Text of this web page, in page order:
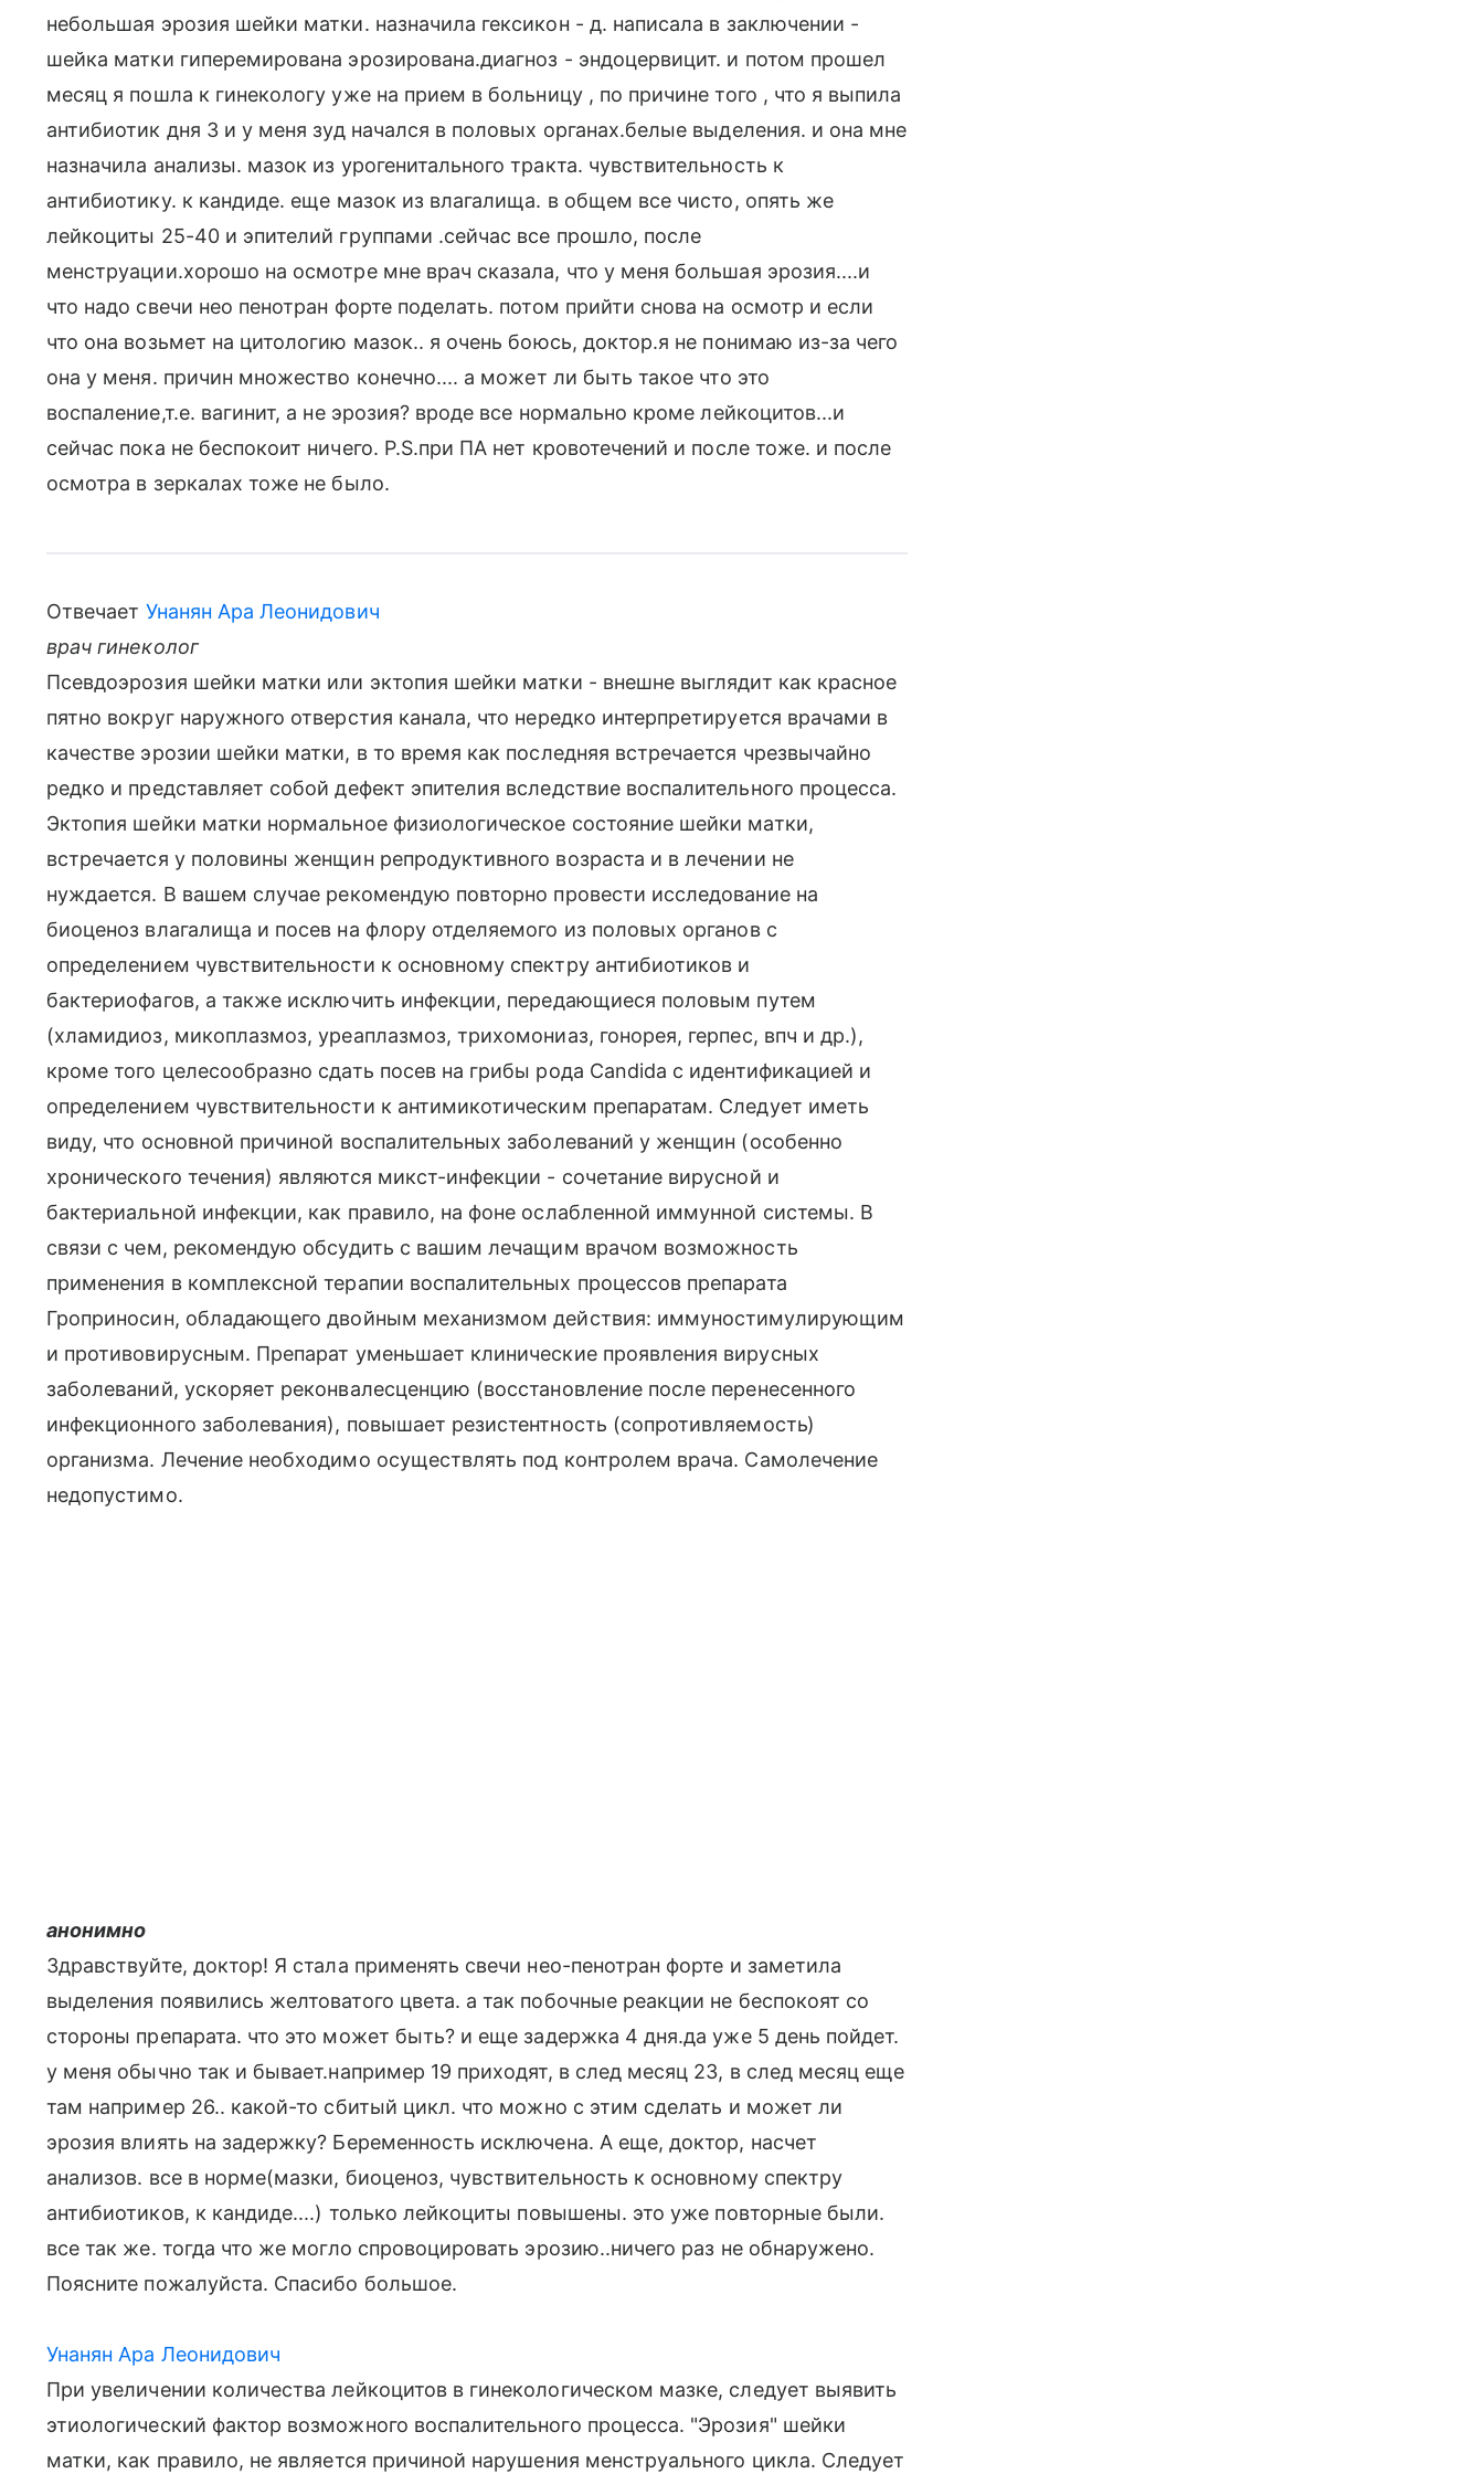
небольшая эрозия шейки матки. назначила гексикон - д. написала в заключении -
шейка матки гиперемирована эрозирована.диагноз - эндоцервицит. и потом прошел
месяц я пошла к гинекологу уже на прием в больницу , по причине того , что я выпила
антибиотик дня 3 и у меня зуд начался в половых органах.белые выделения. и она мне
назначила анализы. мазок из урогенитального тракта. чувствительность к
антибиотику. к кандиде. еще мазок из влагалища. в общем все чисто, опять же
лейкоциты 25-40 и эпителий группами .сейчас все прошло, после
менструации.хорошо на осмотре мне врач сказала, что у меня большая эрозия....и
что надо свечи нео пенотран форте поделать. потом прийти снова на осмотр и если
что она возьмет на цитологию мазок.. я очень боюсь, доктор.я не понимаю из-за чего
она у меня. причин множество конечно.... а может ли быть такое что это
воспаление,т.е. вагинит, а не эрозия? вроде все нормально кроме лейкоцитов...и
сейчас пока не беспокоит ничего. P.S.при ПА нет кровотечений и после тоже. и после
осмотра в зеркалах тоже не было.
Отвечает Унанян Ара Леонидович
врач гинеколог
Псевдоэрозия шейки матки или эктопия шейки матки - внешне выглядит как красное
пятно вокруг наружного отверстия канала, что нередко интерпретируется врачами в
качестве эрозии шейки матки, в то время как последняя встречается чрезвычайно
редко и представляет собой дефект эпителия вследствие воспалительного процесса.
Эктопия шейки матки нормальное физиологическое состояние шейки матки,
встречается у половины женщин репродуктивного возраста и в лечении не
нуждается. В вашем случае рекомендую повторно провести исследование на
биоценоз влагалища и посев на флору отделяемого из половых органов с
определением чувствительности к основному спектру антибиотиков и
бактериофагов, а также исключить инфекции, передающиеся половым путем
(хламидиоз, микоплазмоз, уреаплазмоз, трихомониаз, гонорея, герпес, впч и др.),
кроме того целесообразно сдать посев на грибы рода Candida с идентификацией и
определением чувствительности к антимикотическим препаратам. Следует иметь
виду, что основной причиной воспалительных заболеваний у женщин (особенно
хронического течения) являются микст-инфекции - сочетание вирусной и
бактериальной инфекции, как правило, на фоне ослабленной иммунной системы. В
связи с чем, рекомендую обсудить с вашим лечащим врачом возможность
применения в комплексной терапии воспалительных процессов препарата
Гроприносин, обладающего двойным механизмом действия: иммуностимулирующим
и противовирусным. Препарат уменьшает клинические проявления вирусных
заболеваний, ускоряет реконвалесценцию (восстановление после перенесенного
инфекционного заболевания), повышает резистентность (сопротивляемость)
организма. Лечение необходимо осуществлять под контролем врача. Самолечение
недопустимо.
анонимно
Здравствуйте, доктор! Я стала применять свечи нео-пенотран форте и заметила
выделения появились желтоватого цвета. а так побочные реакции не беспокоят со
стороны препарата. что это может быть? и еще задержка 4 дня.да уже 5 день пойдет.
у меня обычно так и бывает.например 19 приходят, в след месяц 23, в след месяц еще
там например 26.. какой-то сбитый цикл. что можно с этим сделать и может ли
эрозия влиять на задержку? Беременность исключена. А еще, доктор, насчет
анализов. все в норме(мазки, биоценоз, чувствительность к основному спектру
антибиотиков, к кандиде....) только лейкоциты повышены. это уже повторные были.
все так же. тогда что же могло спровоцировать эрозию..ничего раз не обнаружено.
Поясните пожалуйста. Спасибо большое.
Унанян Ара Леонидович
При увеличении количества лейкоцитов в гинекологическом мазке, следует выявить
этиологический фактор возможного воспалительного процесса. "Эрозия" шейки
матки, как правило, не является причиной нарушения менструального цикла. Следует